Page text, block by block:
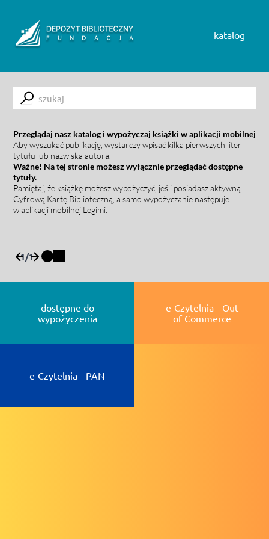
katalog
Submit
Przeglądaj nasz katalog i wypożyczaj książki w aplikacji mobilnej
Aby wyszukać publikację, wystarczy wpisać kilka pierwszych liter
tytułu lub nazwiska autora.
Ważne! Na tej stronie możesz wyłącznie przeglądać dostępne
tytuły.
Pamiętaj, że książkę możesz wypożyczyć, jeśli posiadasz aktywną
Cyfrową Kartę Biblioteczną, a samo wypożyczanie następuje
w aplikacji mobilnej Legimi.
1/1
dostępne do
wypożyczenia
e-Czytelnia Out
of Commerce
e-Czytelnia PAN